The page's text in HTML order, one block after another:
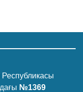
Республикасы
№1369